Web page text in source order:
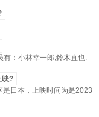
有：小林幸一郎,鈴木直也.
映?
日本，上映时间为是2023